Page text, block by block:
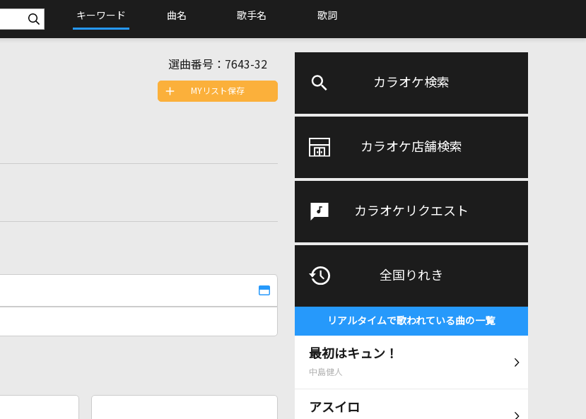
キーワード 曲名 歌手名 歌詞
カラオケ検索
カラオケ店舗検索
カラオケリクエスト
全国りれき
リアルタイムで歌われている曲の一覧
最初はキュン！
中島健人
アスイロ
選曲番号： 7643-32
MYリスト保存